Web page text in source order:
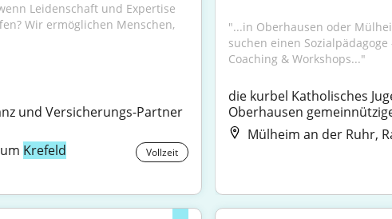
Leidenschaft und Expertise
Wir ermöglichen Menschen,
und Versicherungs-Partner
Krefeld Vollzeit
"...in Oberhausen oder
suchen einen Sozialpädagoge
Coaching & Workshops..."
die kurbel Katholisches
Oberhausen
Mülheim an der Ruhr,